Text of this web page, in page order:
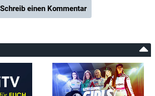
Schreib einen Kommentar